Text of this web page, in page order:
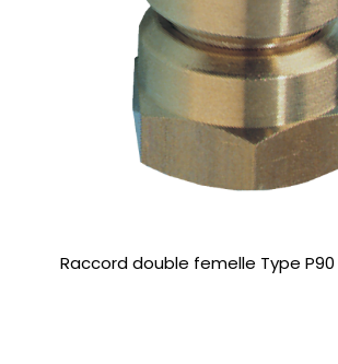
Raccord double femelle Type P90